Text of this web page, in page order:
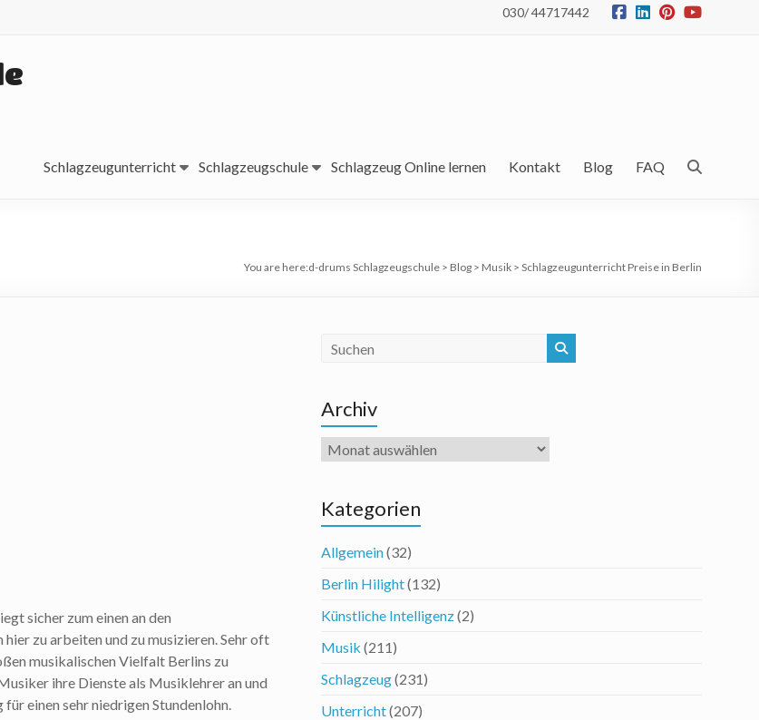
030/ 44717442
Schlagzeugunterricht Schlagzeugschule Schlagzeug Online lernen Kontakt Blog FAQ
You are here:d-drums Schlagzeugschule > Blog > Musik > Schlagzeugunterricht Preise in Berlin
sicher zum einen an den
zu arbeiten und zu musizieren. Sehr oft
musikalischen Vielfalt Berlins zu
ihre Dienste als Musiklehrer an und
einen sehr niedrigen Stundenlohn.
Archiv
Archiv
Kategorien
Allgemein(32)
Berlin Hilight(132)
Künstliche Intelligenz(2)
Musik (211)
Schlagzeug(231)
Unterricht(207)